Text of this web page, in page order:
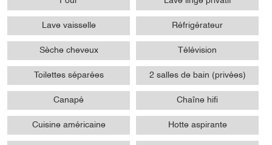
Lave vaisselle Réfrigérateur
Sèche cheveux Télévision
Toilettes séparées 2 salles de bain (privées)
Canapé Chaîne hifi
Cuisine américaine Hotte aspirante